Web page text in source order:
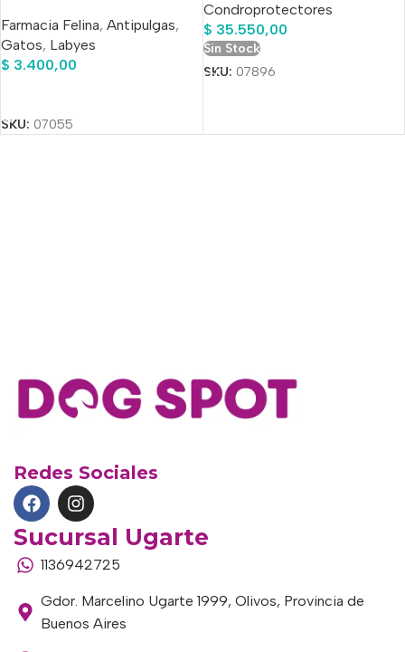
Farmacia Felina, Antipulgas,
Gatos, Labyes
$ 3.400,00
SKU: 07055
Condroprotectores
$ 35.550,00
Sin Stock
SKU: 07896
Redes Sociales
Sucursal Ugarte
1136942725
Gdor. Marcelino Ugarte 1999, Olivos, Provincia de
Buenos Aires